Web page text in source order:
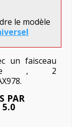
le modèle
un faisceau
, 2
PAR
5.0